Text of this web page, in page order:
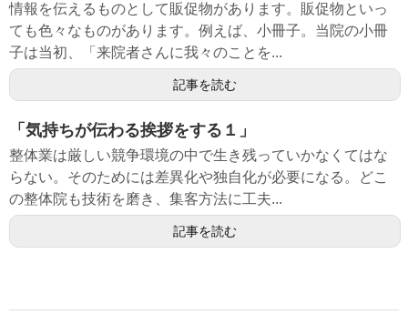
情報を伝えるものとして販促物があります。販促物といっ
ても色々なものがあります。例えば、小冊子。当院の小冊
子は当初、「来院者さんに我々のことを...
記事を読む
「気持ちが伝わる挨拶をする１」
整体業は厳しい競争環境の中で生き残っていかなくてはな
らない。そのためには差異化や独自化が必要になる。どこ
の整体院も技術を磨き、集客方法に工夫...
記事を読む